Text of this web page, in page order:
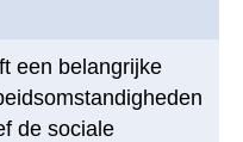
een belangrijke
de sociale